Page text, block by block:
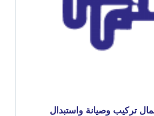
تركيب وصيانة واستبدال